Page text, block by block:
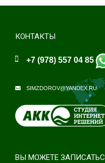
КОНТАКТЫ
+7 (978) 557 04 85
SIMZDOROV@YANDEX.RU
ВЫ МОЖЕТЕ